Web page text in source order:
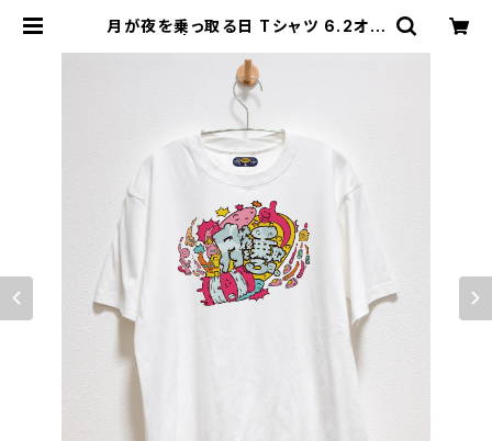
月が夜を乗っ取る日 Tシャツ 6.2オン